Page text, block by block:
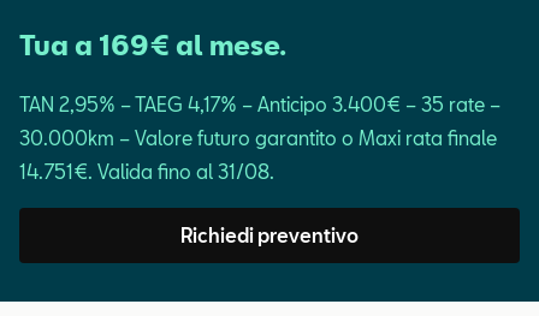
Configuratore
Tua a 169€ al mese.
TAN 2,95% – TAEG 4,17% – Anticipo 3.400€ – 35 rate –
30.000km – Valore futuro garantito o Maxi rata finale
14.751€. Valida fino al 31/08.
Richiedi preventivo